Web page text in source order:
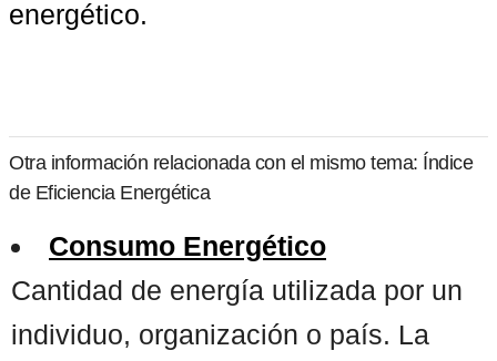
energético.
Otra información relacionada con el mismo tema: Índice
de Eficiencia Energética
Consumo Energético
Cantidad de energía utilizada por un
individuo, organización o país. La